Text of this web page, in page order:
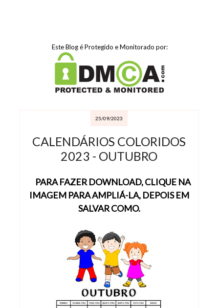
Este Blog é Protegido e Monitorado por:
25/09/2023
CALENDÁRIOS COLORIDOS
2023 - OUTUBRO
PARA FAZER DOWNLOAD, CLIQUE NA
IMAGEM PARA AMPLIÁ-LA, DEPOIS EM
SALVAR COMO.